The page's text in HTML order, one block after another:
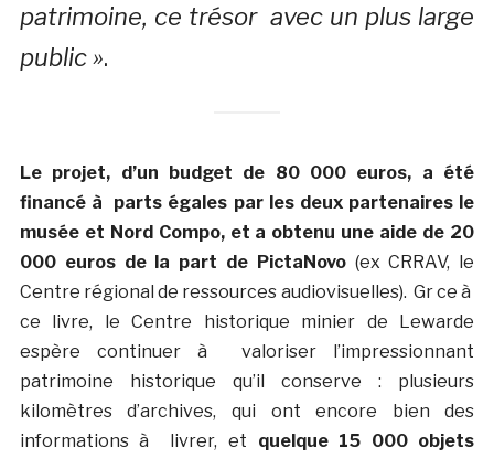
patrimoine, ce trésor avec un plus large
public ».
Le projet, d’un budget de 80 000 euros, a été
financé à parts égales par les deux partenaires le
musée et Nord Compo, et a obtenu une aide de 20
000 euros de la part de PictaNovo(ex CRRAV, le
Centre régional de ressources audiovisuelles). Gr ce à
ce livre, le Centre historique minier de Lewarde
espère continuer à valoriser l’impressionnant
patrimoine historique qu’il conserve : plusieurs
kilomètres d’archives, qui ont encore bien des
informations à livrer, et quelque 15 000 objets